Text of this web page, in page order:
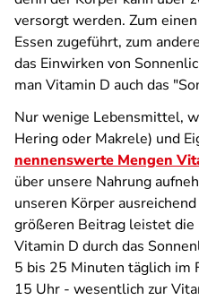
versorgt werden. Zum
Essen zugeführt, zum
das Einwirken von
man Vitamin D auch das
Nur wenige Lebensmittel,
Hering oder Makrele) und
nennenswerte Mengen
über unsere Nahrung
unseren Körper
größeren Beitrag leistet die
Vitamin D durch das
5 bis 25 Minuten täglich im
15 Uhr - wesentlich zur